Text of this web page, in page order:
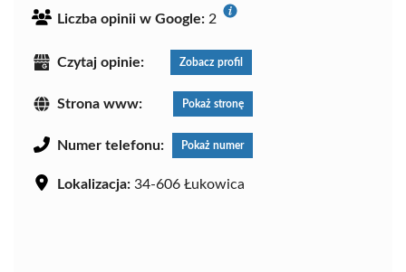
Liczba opinii w Google: 2
Czytaj opinie: Zobacz profil
Strona www: Pokaż stronę
Numer telefonu: Pokaż numer
Lokalizacja: 34-606 Łukowica